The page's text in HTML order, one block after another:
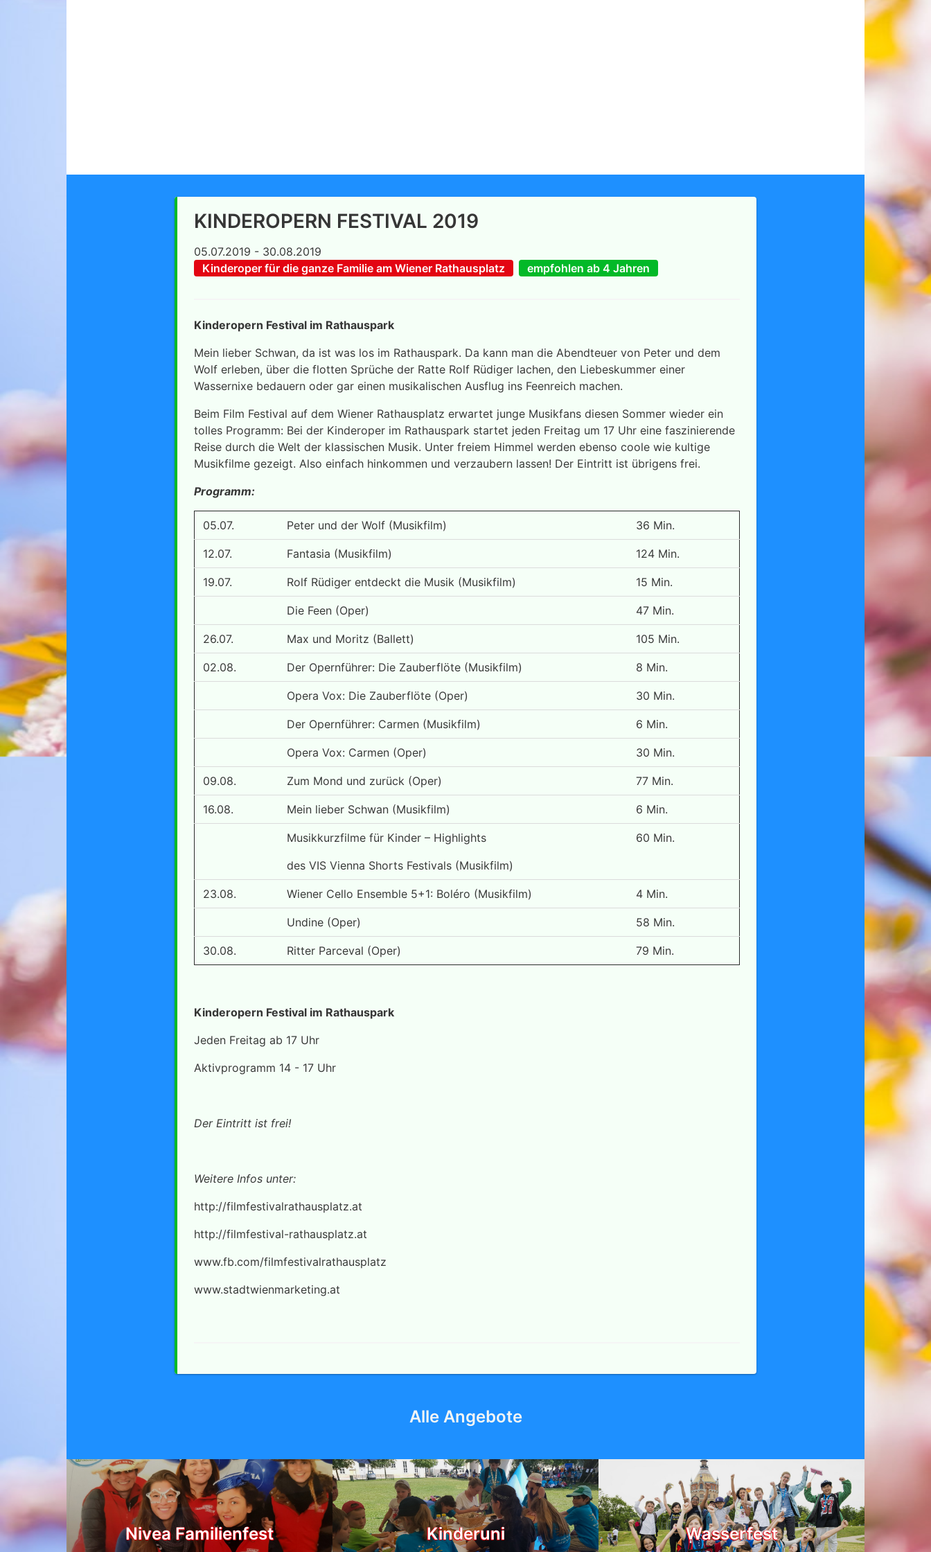
KINDEROPERN FESTIVAL 2019
05.07.2019 - 30.08.2019
Kinderoper für die ganze Familie am Wiener Rathausplatz
empfohlen ab 4 Jahren
Kinderopern Festival im Rathauspark
Mein lieber Schwan, da ist was los im Rathauspark. Da kann man die Abendteuer von Peter und dem
Wolf erleben, über die flotten Sprüche der Ratte Rolf Rüdiger lachen, den Liebeskummer einer
Wassernixe bedauern oder gar einen musikalischen Ausflug ins Feenreich machen.
Beim Film Festival auf dem Wiener Rathausplatz erwartet junge Musikfans diesen Sommer wieder ein
tolles Programm: Bei der Kinderoper im Rathauspark startet jeden Freitag um 17 Uhr eine faszinierende
Reise durch die Welt der klassischen Musik. Unter freiem Himmel werden ebenso coole wie kultige
Musikfilme gezeigt. Also einfach hinkommen und verzaubern lassen! Der Eintritt ist übrigens frei.
Programm:
05.07. Peter und der Wolf (Musikfilm) 36 Min.
12.07. Fantasia (Musikfilm) 124 Min.
19.07. Rolf Rüdiger entdeckt die Musik (Musikfilm) 15 Min.
Die Feen (Oper) 47 Min.
26.07. Max und Moritz (Ballett) 105 Min.
02.08. Der Opernführer: Die Zauberflöte (Musikfilm) 8 Min.
Opera Vox: Die Zauberflöte (Oper) 30 Min.
Der Opernführer: Carmen (Musikfilm) 6 Min.
Opera Vox: Carmen (Oper) 30 Min.
09.08. Zum Mond und zurück (Oper) 77 Min.
16.08. Mein lieber Schwan (Musikfilm) 6 Min.
Musikkurzfilme für Kinder – Highlights
des VIS Vienna Shorts Festivals (Musikfilm)
60 Min.
23.08. Wiener Cello Ensemble 5+1: Boléro (Musikfilm) 4 Min.
Undine (Oper) 58 Min.
30.08. Ritter Parceval (Oper) 79 Min.
Kinderopern Festival im Rathauspark
Jeden Freitag ab 17 Uhr
Aktivprogramm 14 - 17 Uhr
Der Eintritt ist frei!
Weitere Infos unter:
http://filmfestivalrathausplatz.at
http://filmfestival-rathausplatz.at
www.fb.com/filmfestivalrathausplatz
www.stadtwienmarketing.at
Alle Angebote
Nivea Familienfest Kinderuni Wasserfest